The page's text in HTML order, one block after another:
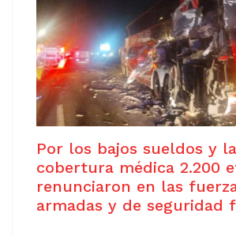
Por los bajos sueldos y
cobertura médica 2.200
renunciaron en las
armadas y de seguridad